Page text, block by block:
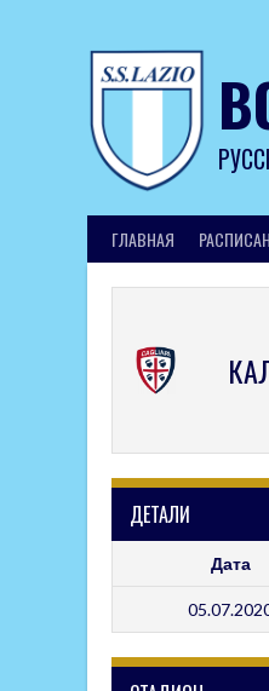
ГЛАВНАЯ
ДЕТАЛИ
Дата